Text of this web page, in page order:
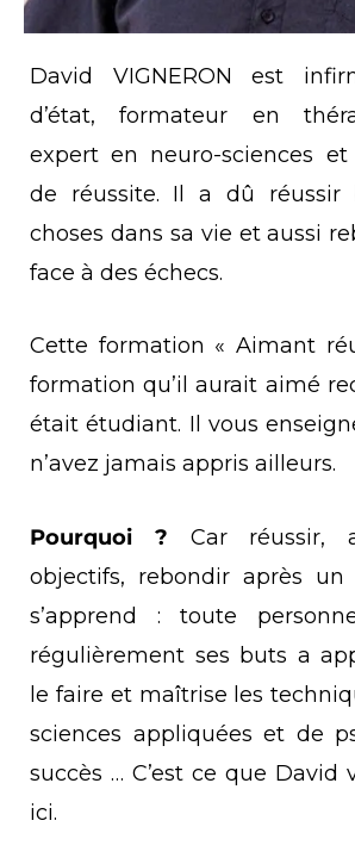
David VIGNERON est
d’état, formateur en
expert en neuro-sciences
de réussite. Il a dû réussir
choses dans sa vie et aussi
face à des échecs.
Cette formation « Aimant
formation qu’il aurait aimé
était étudiant. Il vous
n’avez jamais appris ailleurs.
Pourquoi ? Car réussir,
objectifs, rebondir après un
s’apprend : toute
régulièrement ses buts a
le faire et maîtrise les
sciences appliquées et de
succès … C’est ce que David
ici.